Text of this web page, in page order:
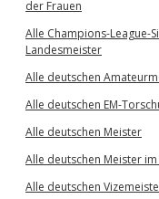
der Frauen
Alle Champions-League-
Landesmeister
Alle deutschen
Alle deutschen EM-
Alle deutschen Meister
Alle deutschen Meister
Alle deutschen